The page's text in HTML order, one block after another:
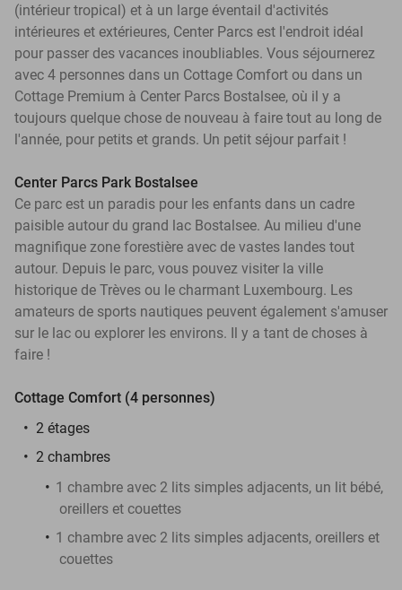
(intérieur tropical) et à un large éventail d'activités
intérieures et extérieures, Center Parcs est l'endroit idéal
pour passer des vacances inoubliables. Vous séjournerez
avec 4 personnes dans un Cottage Comfort ou dans un
Cottage Premium à Center Parcs Bostalsee, où il y a
toujours quelque chose de nouveau à faire tout au long de
l'année, pour petits et grands. Un petit séjour parfait !
Center Parcs Park Bostalsee
Ce parc est un paradis pour les enfants dans un cadre
paisible autour du grand lac Bostalsee. Au milieu d'une
magnifique zone forestière avec de vastes landes tout
autour. Depuis le parc, vous pouvez visiter la ville
historique de Trèves ou le charmant Luxembourg. Les
amateurs de sports nautiques peuvent également s'amuser
sur le lac ou explorer les environs. Il y a tant de choses à
faire !
Cottage Comfort (4 personnes)
2 étages
2 chambres
1 chambre avec 2 lits simples adjacents, un lit bébé,
oreillers et couettes
1 chambre avec 2 lits simples adjacents, oreillers et
couettes